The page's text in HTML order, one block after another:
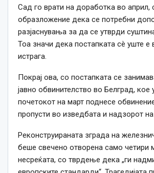
Сад го врати на доработка во април,
образложение дека се потребни
разјаснувања за да се утврди
Тоа значи дека постапката сè уште е
истрага.
Покрај ова, со постапката се
јавно обвинителство во Белград, кое
почетокот на март поднесе
пропусти во изведбата и надзорот на
Реконструираната зграда на
беше свечено отворена само четири
несреќата, со тврдење дека „ги